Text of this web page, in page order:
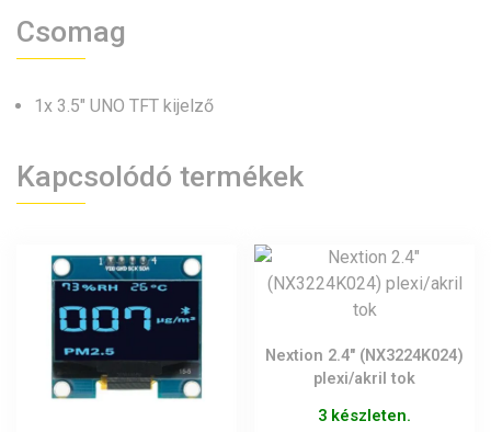
Csomag
1x 3.5″ UNO TFT kijelző
Kapcsolódó termékek
Nextion 2.4″ (NX3224K024)
plexi/akril tok
3 készleten.